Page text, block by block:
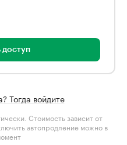
доступ
Тогда войдите
Стоимость зависит от
автопродление можно в